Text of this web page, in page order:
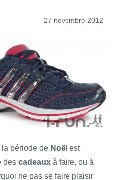
27 novembre 2012
la période de Noël est
des cadeaux à faire, ou à
ne pas se faire plaisir